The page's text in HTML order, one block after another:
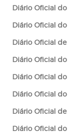
Diário Oficial do
Diário Oficial do
Diário Oficial de
Diário Oficial do
Diário Oficial do
Diário Oficial do
Diário Oficial de
Diário Oficial do